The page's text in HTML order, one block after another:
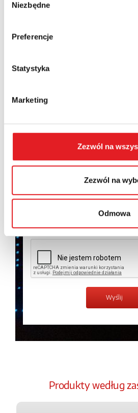
zgody
Niezbędne
Preferencje
Statystyka
Marketing
Zezwól na
Zezwól na
Odmowa
Numer telefonu:
osobowych przez Relpol S.A.
prywatności.*
Produkty według